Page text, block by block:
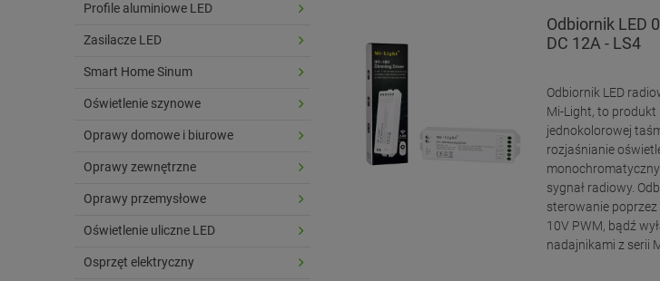
Profile aluminiowe LED
Zasilacze LED
Smart Home Sinum
Oświetlenie szynowe
Oprawy domowe i biurowe
Oprawy zewnętrzne
Oprawy przemysłowe
Oświetlenie uliczne LED
Osprzęt elektryczny
Odbiornik LED
DC 12A - LS4
Odbiornik LED
Mi-Light, to
jednokolorowej
rozjaśnianie
sygnał radiowy.
sterowanie poprzez
10V PWM, bądź
nadajnikami z serii